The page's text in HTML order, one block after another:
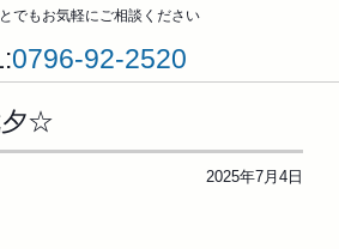
でもお気軽にご相談ください
0796-92-2520
夕☆
2025年7月4日